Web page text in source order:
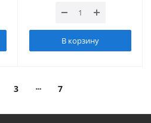
В корзину
3 7